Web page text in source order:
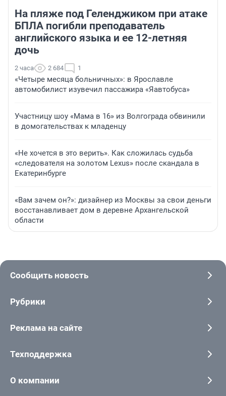
На пляже под Геленджиком при атаке
БПЛА погибли преподаватель
английского языка и ее 12-летняя
дочь
2 часа 2 684 1
«Четыре месяца больничных»: в Ярославле
автомобилист изувечил пассажира «Яавтобуса»
Участницу шоу «Мама в 16» из Волгограда обвинили
в домогательствах к младенцу
«Не хочется в это верить». Как сложилась судьба
«следователя на золотом Lexus» после скандала в
Екатеринбурге
«Вам зачем он?»: дизайнер из Москвы за свои деньги
восстанавливает дом в деревне Архангельской
области
Сообщить новость
Рубрики
Реклама на сайте
Техподдержка
О компании